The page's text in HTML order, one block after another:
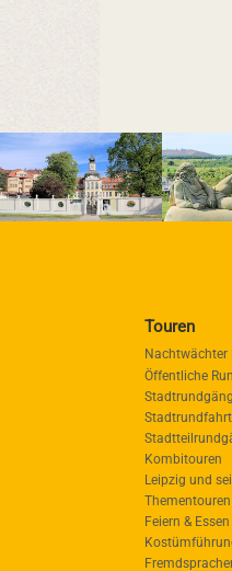
Touren
Nachtwächter
Öffentliche
Kombitouren
Leipzig und
Thementouren
Feiern &